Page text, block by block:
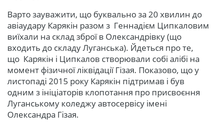
Варто зауважити, що буквально за 20 хвилин до
авіаудару Карякін разом з Геннадієм Ципкаловим
виїхали на склад зброї в Олександрівку (що
входить до складу Луганська). Йдеться про те,
що Карякін і Ципкалов створювали собі алібі на
момент фізичної ліквідації Гізая. Показово, що у
листопаді 2015 року Карякін підтримав і був
одним з ініціаторів клопотання про присвоєння
Луганському коледжу автосервісу імені
Олександра Гізая.